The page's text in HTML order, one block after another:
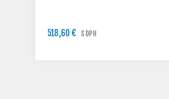
518,60 € S DPH